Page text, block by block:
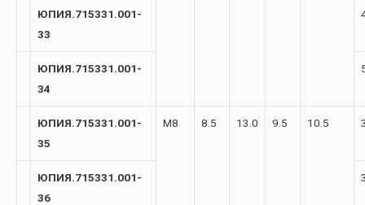
ЮПИЯ.715331.001-
33
ЮПИЯ.715331.001-
34
ЮПИЯ.715331.001-
35
М8 8.5 13.0 9.5 10.5
ЮПИЯ.715331.001-
36